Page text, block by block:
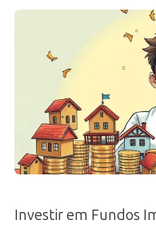
Investir em Fundos